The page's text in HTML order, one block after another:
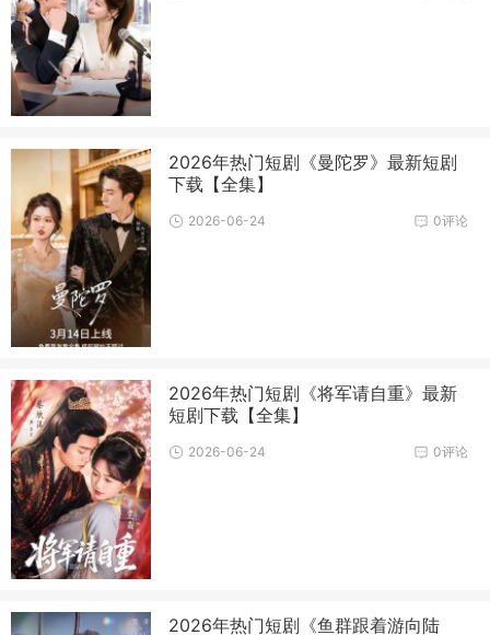
2026年热门短剧《曼陀罗》最新短剧
下载【全集】
0评论
2026-06-24
2026年热门短剧《将军请自重》最新
短剧下载【全集】
0评论
2026-06-24
2026年热门短剧《鱼群跟着游向陆